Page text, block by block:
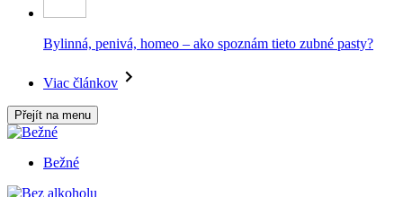
Bylinná, penivá, homeo – ako spoznám tieto zubné pasty?
Viac článkov
Přejít na menu
Bežné